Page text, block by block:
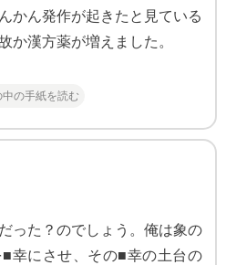
かん発作が起きたと見ている
か漢方薬が増えました。
中の手紙を読む
った？のでしょう。俺は象の
幸にさせ、その■幸の土台の